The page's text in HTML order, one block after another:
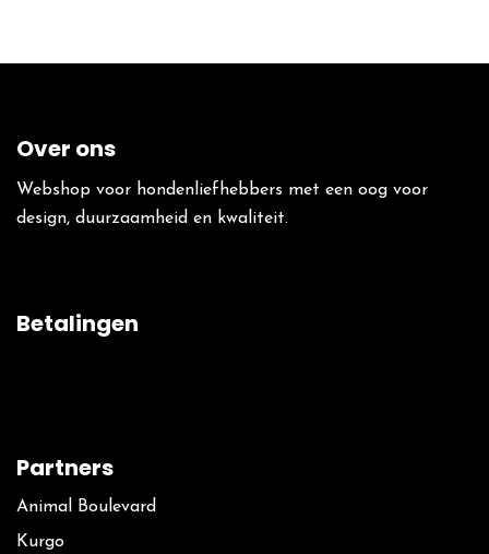
Over ons
Webshop voor hondenliefhebbers met een oog voor
design, duurzaamheid en kwaliteit.
Betalingen
Partners
Animal Boulevard
Kurgo